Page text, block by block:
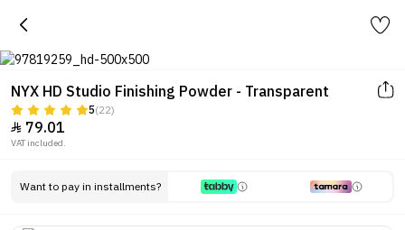
NYX HD Studio Finishing Powder - Transparent
5(22)
 79.01
VAT included.
Want to pay in installments?